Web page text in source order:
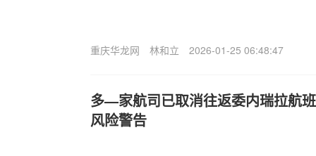
重庆华龙网 林和立 2026-01-25 06:48:47
多—家航司已取消往返委内瑞拉航
风险警告